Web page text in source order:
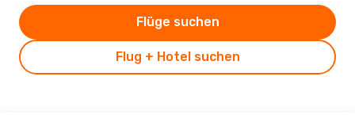
Flug + Hotel suchen
Flüge suchen